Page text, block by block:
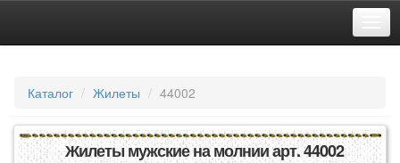
Каталог Жилеты 44002
Жилеты мужские на молнии арт. 44002